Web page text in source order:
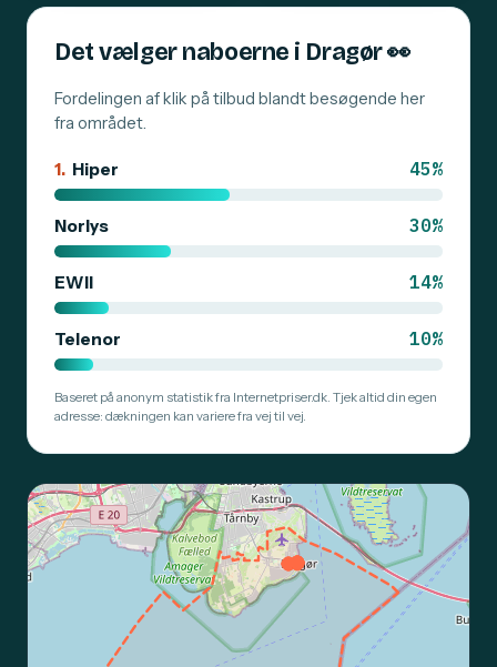
Det vælger naboerne i Dragør👀
Fordelingen af klik på tilbud blandt besøgende her
fra området.
1. Hiper 45%
Norlys 30%
EWII 14%
Telenor 10%
Baseret på anonym statistik fra Internetpriser.dk. Tjek altid din egen
adresse: dækningen kan variere fra vej til vej.